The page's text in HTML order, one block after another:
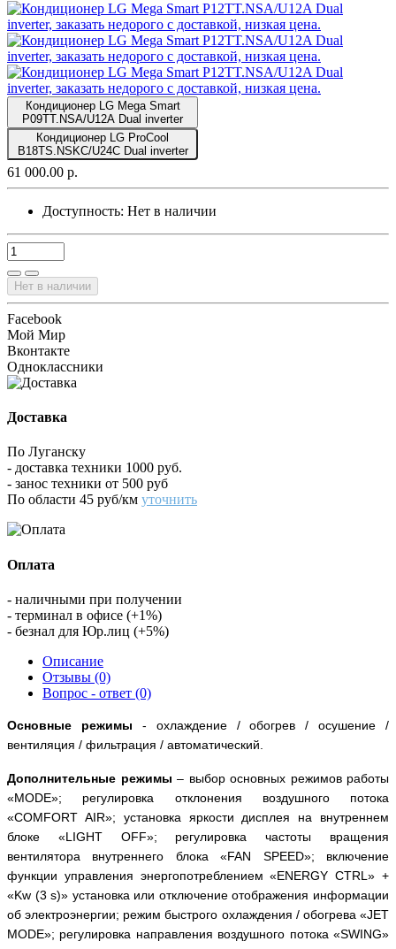
Кондиционер LG Mega Smart
P09TT.NSA/U12A Dual inverter
Кондиционер LG ProCool
B18TS.NSKC/U24C Dual inverter
61 000.00 р.
Доступность: Нет в наличии
Нет в наличии
Facebook
Мой Мир
Вконтакте
Одноклассники
Доставка
По Луганску
- доставка техники 1000 руб.
- занос техники от 500 руб
По области 45 руб/км уточнить
Оплата
- наличными при получении
- терминал в офисе (+1%)
- безнал для Юр.лиц (+5%)
Описание
Отзывы (0)
Вопрос - ответ (0)
Основные режимы - охлаждение / обогрев / осушение /
вентиляция / фильтрация / автоматический.
Дополнительные режимы – выбор основных режимов работы
«MODE»; регулировка отклонения воздушного потока
«COMFORT AIR»; установка яркости дисплея на внутреннем
блоке «LIGHT OFF»; регулировка частоты вращения
вентилятора внутреннего блока «FAN SPEED»; включение
функции управления энергопотреблением «ENERGY CTRL» +
«Kw (3s)» установка или отключение отображения информации
об электроэнергии; режим быстрого охлаждения / обогрева «JET
MODE»; регулировка направления воздушного потока «SWING»